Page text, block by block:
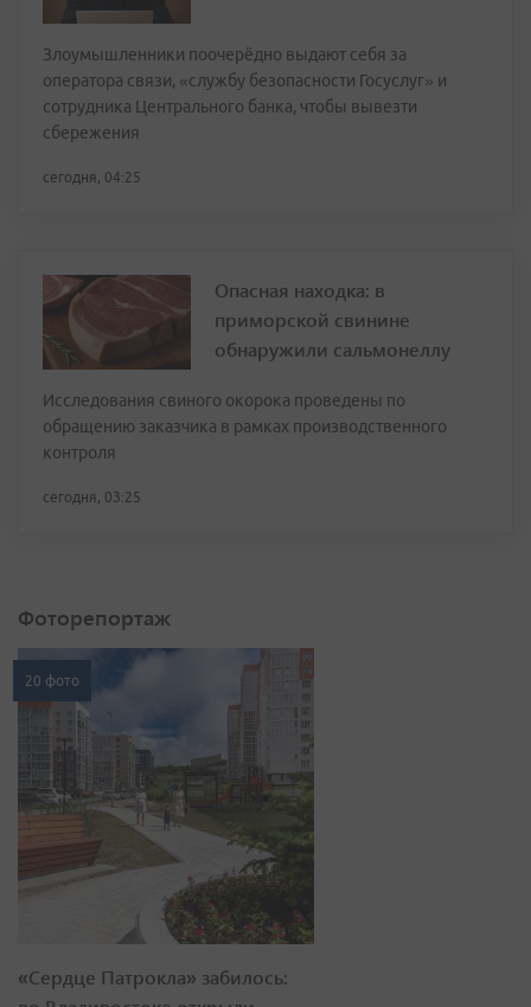
Злоумышленники поочерёдно выдают себя за
оператора связи, «службу безопасности Госуслуг» и
сотрудника Центрального банка, чтобы вывезти
сбережения
сегодня, 04:25
Опасная находка: в
приморской свинине
обнаружили сальмонеллу
Исследования свиного окорока проведены по
обращению заказчика в рамках производственного
контроля
сегодня, 03:25
Фоторепортаж
20 фото
«Сердце Патрокла» забилось: